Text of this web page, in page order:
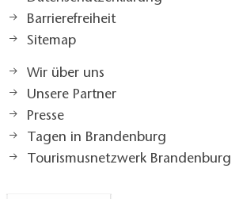
Barrierefreiheit
Sitemap
Wir über uns
Unsere Partner
Presse
Tagen in Brandenburg
Tourismusnetzwerk Brandenburg